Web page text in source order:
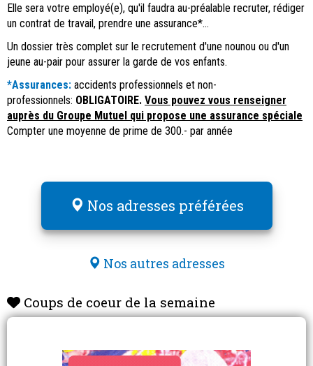
Elle sera votre employé(e), qu'il faudra au-préalable recruter, rédiger
un contrat de travail, prendre une assurance*...
Un dossier très complet sur le recrutement d'une nounou ou d'un
jeune au-pair pour assurer la garde de vos enfants.
*Assurances: accidents professionnels et non-
professionnels: OBLIGATOIRE. Vous pouvez vous renseigner
auprès du Groupe Mutuel qui propose une assurance spéciale
Compter une moyenne de prime de 300.- par année
Nos adresses préférées
Nos autres adresses
Coups de coeur de la semaine